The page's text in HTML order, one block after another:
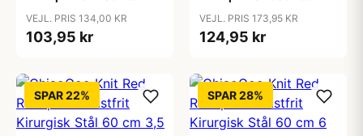
mm
VEJL. PRIS 134,00 KR
103,95 kr
mm
VEJL. PRIS 173,95 KR
124,95 kr
SPAR 22% SPAR 28%